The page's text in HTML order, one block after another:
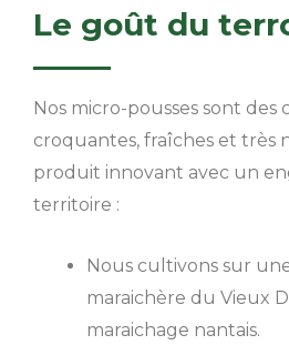
Le goût du
Nos micro-pousses sont des
croquantes, fraîches et très
produit innovant avec un
territoire :
Nous cultivons sur
maraichère du Vieux
maraichage nantais.